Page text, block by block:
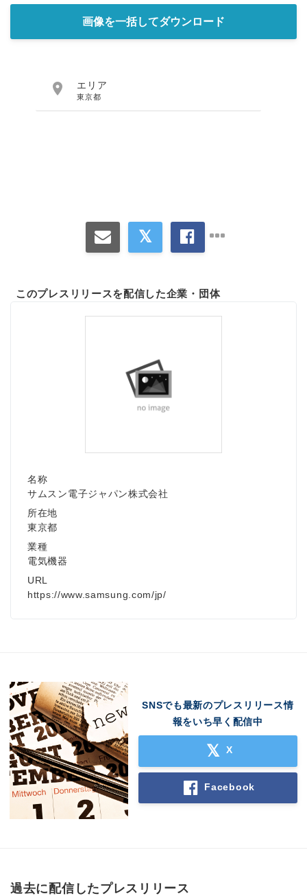
画像を一括してダウンロード
 エリア
東京都
このプレスリリースを配信した企業・団体
名称
サムスン電子ジャパン株式会社
所在地
東京都
業種
電気機器
URL
https://www.samsung.com/jp/
SNSでも最新のプレスリリース情
報をいち早く配信中
X
Facebook
過去に配信したプレスリリース